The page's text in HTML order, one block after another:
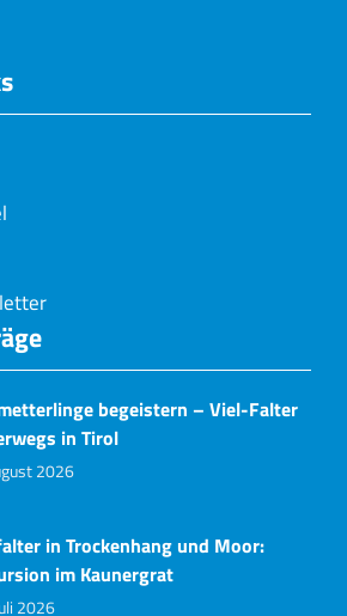
begeistern – Viel-Falter
in Tirol
2026
in Trockenhang und Moor:
im Kaunergrat
2026